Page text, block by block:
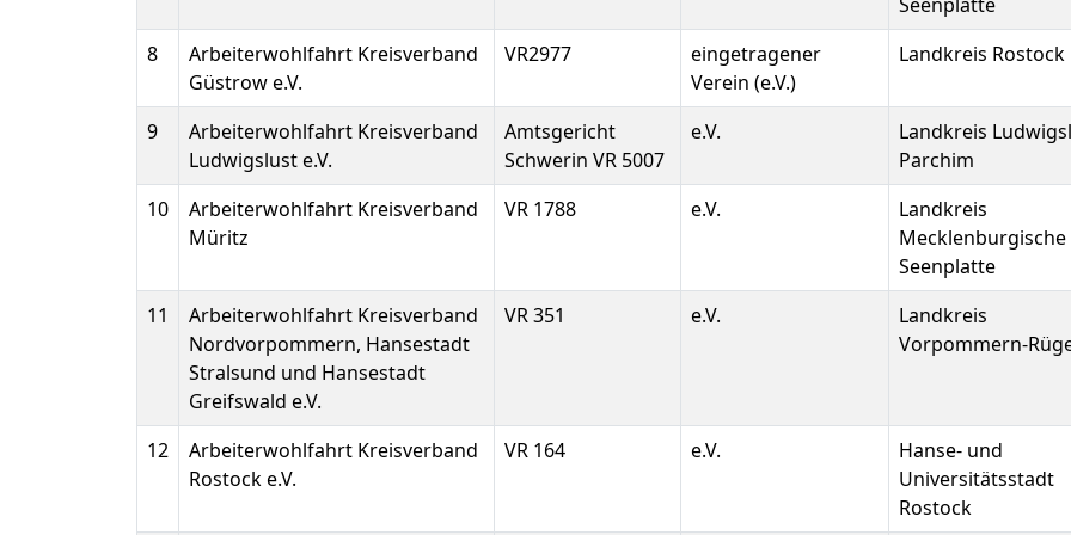
8
Arbeiterwohlfahrt Kreisverband
Güstrow e.V.
VR2977
eingetragener
Verein (e.V.)
Landkreis Rostock
9
Arbeiterwohlfahrt Kreisverband
Ludwigslust e.V.
Amtsgericht
Schwerin VR 5007
e.V.
Landkreis
Parchim
10
Arbeiterwohlfahrt Kreisverband
Müritz
VR 1788 e.V.
Landkreis
Mecklenburgische
Seenplatte
11
Arbeiterwohlfahrt Kreisverband
Nordvorpommern, Hansestadt
Stralsund und Hansestadt
Greifswald e.V.
VR 351 e.V.
Landkreis
Vorpommern-
12
Arbeiterwohlfahrt Kreisverband
Rostock e.V.
VR 164 e.V.
Hanse- und
Universitätsstadt
Rostock